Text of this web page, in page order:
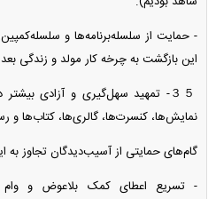
- حمایت از سلسله‌برنامه‌ها و
این بازگشت به چرخه کار مولد و زندگی
３５- تمهید سهل‌گیری و آزادی
نمایش‌ها، کنسرت‌ها، گالری‌ها، کتاب‌ها و
گام‌های حمایتی از آسیب‌دیدگان تجاوز به
- تسریع اعطای کمک بلاعوض و وام